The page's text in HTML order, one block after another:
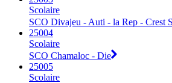
Scolaire
SCO Divajeu - Auti - la Rep - Crest
25004
Scolaire
SCO Chamaloc - Die
25005
Scolaire